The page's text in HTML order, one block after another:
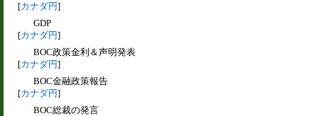
[カナダ円]
GDP
[カナダ円]
BOC政策金利＆声明発表
[カナダ円]
BOC金融政策報告
[カナダ円]
BOC総裁の発言